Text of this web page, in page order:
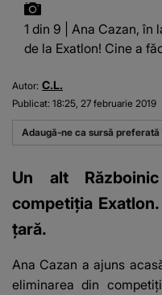
1 din 9 | Ana Cazan,
de la Exatlon! Cine a
Autor: C.L.
Publicat: 18:25, 27 februarie 2019
Adaugă-ne ca sursă preferată
Un alt
competiția
țară.
Ana Cazan a ajuns
eliminarea din